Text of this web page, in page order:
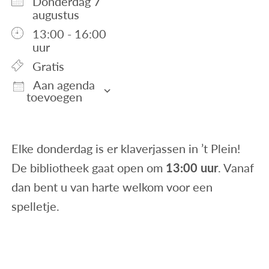
augustus
13:00 - 16:00
uur
Gratis
Aan agenda
toevoegen
Elke donderdag is er klaverjassen in ’t Plein!
De bibliotheek gaat open om 13:00 uur. Vanaf
dan bent u van harte welkom voor een
spelletje.